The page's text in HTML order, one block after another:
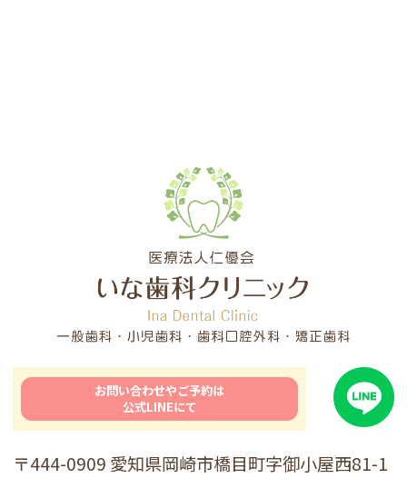
お問い合わせやご予約は
公式LINEにて
〒444-0909 愛知県岡崎市橋目町字御小屋西81-1